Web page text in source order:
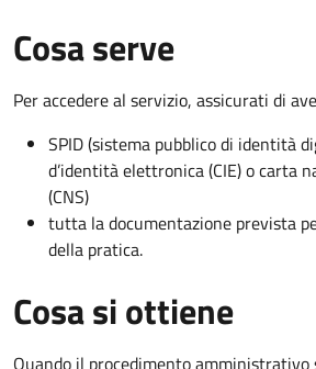
Cosa serve
Per accedere al servizio, assicurati di
SPID (sistema pubblico di identità
d’identità elettronica (CIE) o carta
(CNS)
tutta la documentazione prevista
della pratica.
Cosa si ottiene
Quando il procedimento amministrativo